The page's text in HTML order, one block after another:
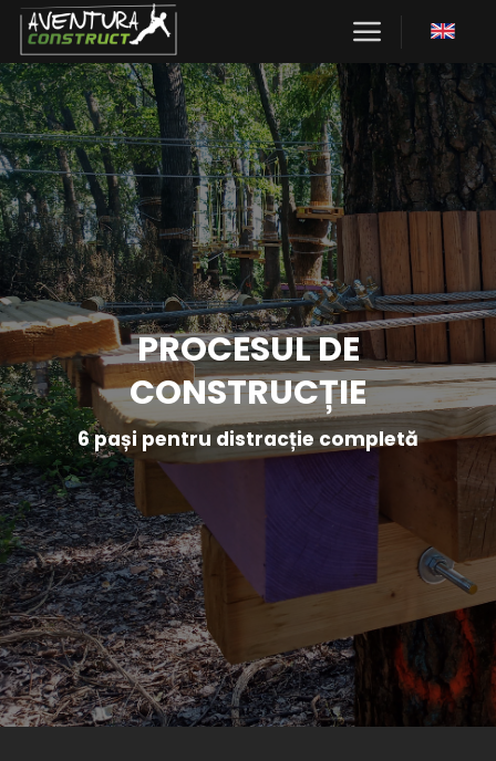
Skip
content
PROCESUL DE
CONSTRUCȚIE
6 pași pentru distracție completă